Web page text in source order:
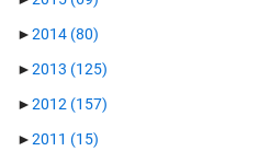
►2014 (80)
►2013 (125)
►2012 (157)
►2011 (15)